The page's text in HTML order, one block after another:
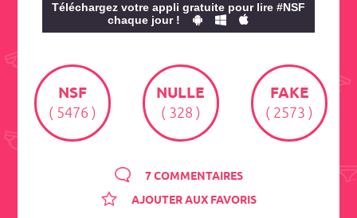
Téléchargez votre appli gratuite pour lire #NSF
chaque jour !
NSF
( 5476 )
NULLE
( 328 )
FAKE
( 2573 )
7 COMMENTAIRES
AJOUTER AUX FAVORIS